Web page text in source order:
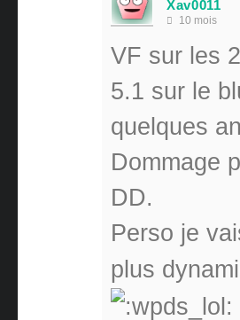
Xav0011
10 mois
VF sur les
5.1 sur le
quelques
Dommage
DD.
Perso je
plus